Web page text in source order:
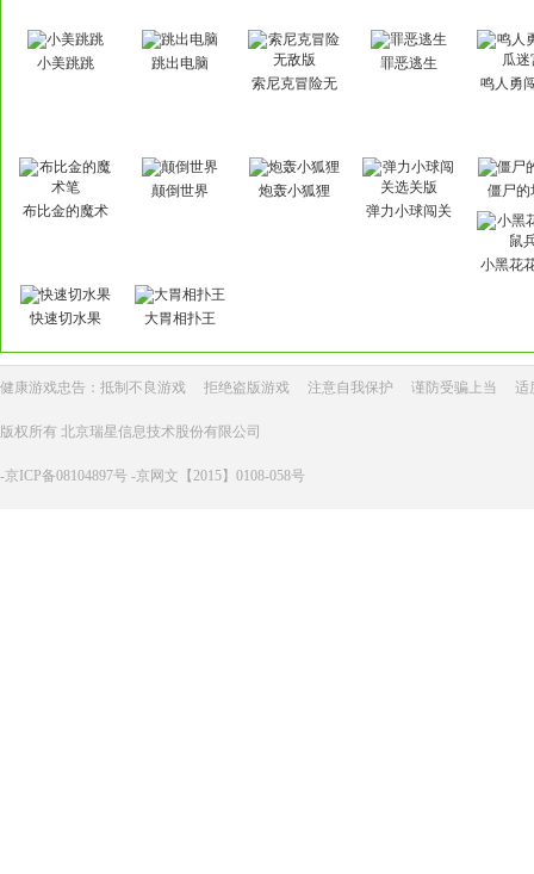
小美跳跳
跳出电脑
索尼克冒险无
罪恶逃生
鸣人勇
布比金的魔术
颠倒世界
炮轰小狐狸
弹力小球闯关
僵尸的
小黑花
快速切水果 大胃相扑王
健康游戏忠告：抵制不良游戏 拒绝盗版游戏 注意自我保护 谨防受骗上当 适
版权所有 北京瑞星信息技术股份有限公司
-京ICP备08104897号 -京网文【2015】0108-058号